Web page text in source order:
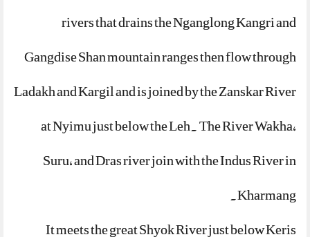
rivers that drains the Nganglong Kangri and
Gangdise Shan mountain ranges then flow through
Ladakh and Kargil and is joined by the Zanskar River
at Nyimu just below the Leh. The River Wakha,
Suru, and Dras river join with the Indus River in
Kharmang.
It meets the great Shyok River just below Keris